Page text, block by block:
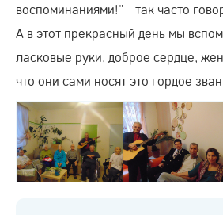
воспоминаниями!" - так часто
А в этот прекрасный день мы
ласковые руки, доброе сердце,
что они сами носят это гордое